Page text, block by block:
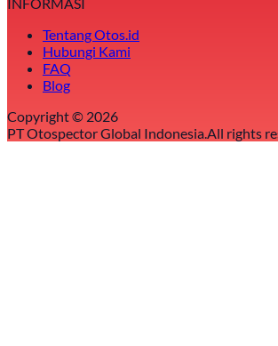
INFORMASI
Tentang Otos.id
Hubungi Kami
FAQ
Blog
Copyright © 2026
PT Otospector Global Indonesia.All rights